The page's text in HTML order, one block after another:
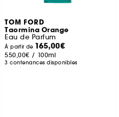
TOM FORD
Taormina Orange
Eau de Parfum
À partir de 165,00€
550,00€ / 100ml
3 contenances disponibles